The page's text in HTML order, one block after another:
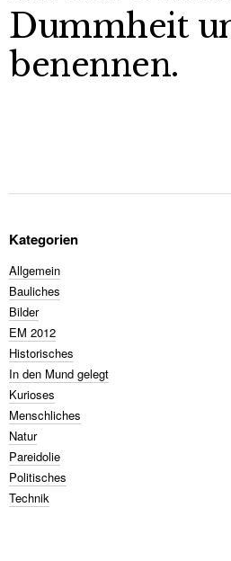
Dummheit
benennen.
Kategorien
Allgemein
Bauliches
Bilder
EM 2012
Historisches
In den Mund gelegt
Kurioses
Menschliches
Natur
Pareidolie
Politisches
Technik